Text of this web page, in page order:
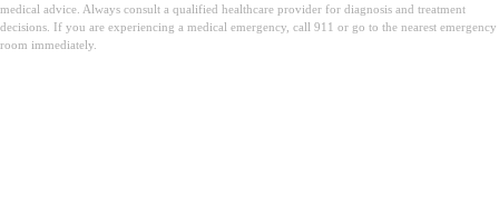
medical advice. Always consult a qualified healthcare provider for diagnosis and treatment
decisions. If you are experiencing a medical emergency, call 911 or go to the nearest emergency
room immediately.